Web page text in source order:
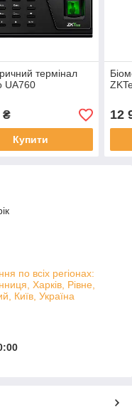
термінал
UA760
₴
Купити
12
по всіх регіонах:
Харків, Рівне,
Київ, Україна